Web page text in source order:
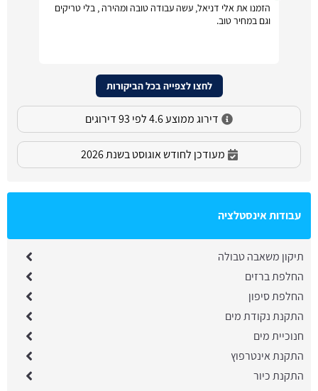
הזמנו את אלי דניאל, עשה עבודה טובה ומהירה , בלי טריקים
וגם במחיר טוב.
לחצו לצפייה בכל הביקורות
דירוג ממוצע 4.6 לפי 93 דירוגים
מעודכן לחודש אוגוסט בשנת 2026
עבודות אינסטלציה
תיקון משאבה טבולה
החלפת ברזים
החלפת סיפון
התקנת נקודת מים
חנוכיית מים
התקנת אינטרפוץ
התקנת כיור